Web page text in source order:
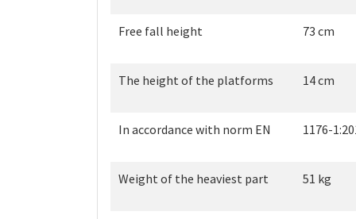
Free fall height 73 cm
The height of the platforms 14 cm
In accordance with norm EN 1176-
Weight of the heaviest part 51 kg